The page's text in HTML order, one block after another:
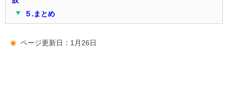
５.まとめ
ページ更新日：1月26日